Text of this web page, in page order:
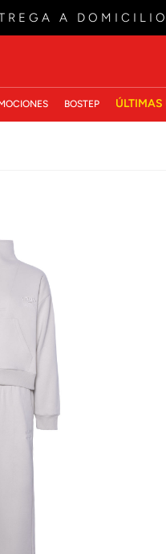
A
BOSTEP